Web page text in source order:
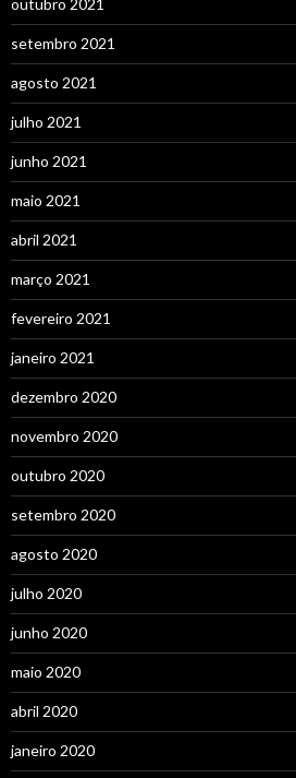
setembro 2021
agosto 2021
julho 2021
junho 2021
maio 2021
abril 2021
março 2021
fevereiro 2021
janeiro 2021
dezembro 2020
novembro 2020
outubro 2020
setembro 2020
agosto 2020
julho 2020
junho 2020
maio 2020
abril 2020
janeiro 2020